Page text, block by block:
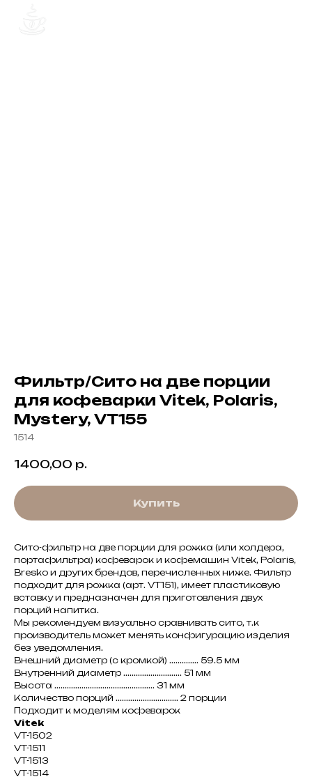
Фильтр/Сито на две порции
для кофеварки Vitek, Polaris,
Mystery, VT155
1514
1400,00 р.
Купить
Сито-фильтр на две порции для рожка (или холдера,
портафильтра) кофеварок и кофемашин Vitek, Polaris,
Bresko и других брендов, перечисленных ниже. Фильтр
подходит для рожка (арт. VT151), имеет пластиковую
вставку и предназначен для приготовления двух
порций напитка.
Мы рекомендуем визуально сравнивать сито, т.к
производитель может менять конфигурацию изделия
без уведомления.
Внешний диаметр (с кромкой) .............. 59.5 мм
Внутренний диаметр ............................ 51 мм
Высота ................................................ 31 мм
Количество порций .............................. 2 порции
Подходит к моделям кофеварок
Vitek
VT-1502
VT-1511
VT-1513
VT-1514